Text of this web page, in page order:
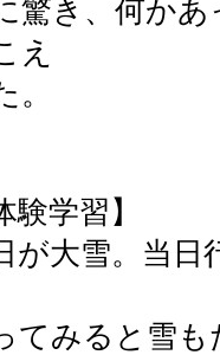
、何かあっ
え
学習】
。当日行
と雪もた